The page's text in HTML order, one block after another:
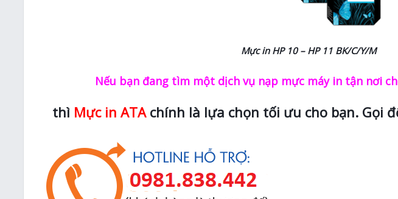
Mực in HP 10 – HP 11 BK/C/Y/M
Nếu bạn đang tìm một dịch vụ nạp mực máy in tận nơi
thì Mực in ATAchính là lựa chọn tối ưu cho bạn. Gọi